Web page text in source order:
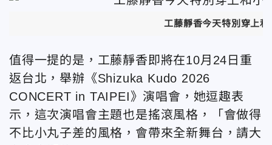
工藤靜香今天特別穿上
值得一提的是，工藤靜香即將在10月24日重
返台北，舉辦《Shizuka Kudo 2026
CONCERT in TAIPEI》演唱會，她逗趣表
示，這次演唱會主題也是搖滾風格，「會做得
不比小丸子差的風格，會帶來全新舞台，請大